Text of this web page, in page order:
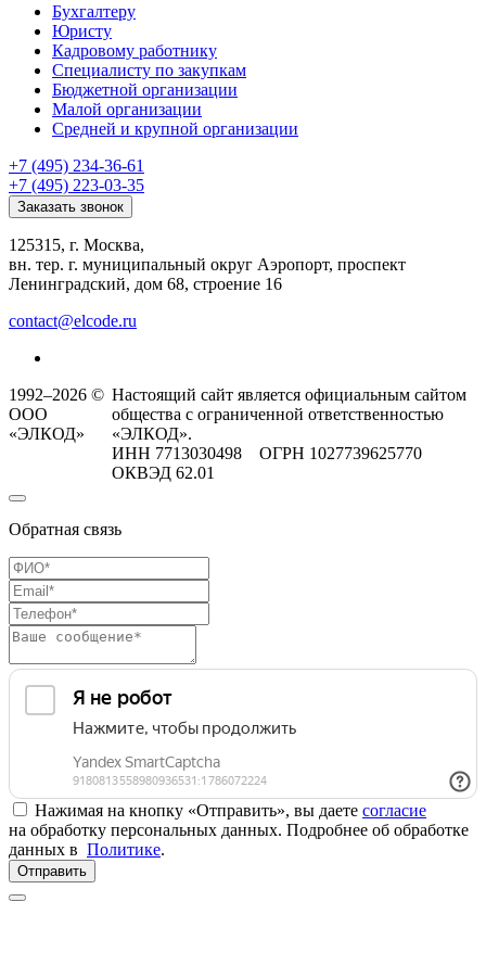
Бухгалтеру
Юристу
Кадровому работнику
Специалисту по закупкам
Бюджетной организации
Малой организации
Средней и крупной организации
+7 (495) 234-36-61
+7 (495) 223-03-35
Заказать звонок
125315, г. Москва,
вн. тер. г. муниципальный округ Аэропорт, проспект
Ленинградский, дом 68, строение 16
contact@elcode.ru
1992–2026 ©
ООО
«ЭЛКОД»
Настоящий сайт является официальным сайтом
общества с ограниченной ответственностью
«ЭЛКОД».
ИНН 7713030498 ОГРН 1027739625770
ОКВЭД 62.01
Обратная связь
Нажимая на кнопку «Отправить», вы даете согласие
на обработку персональных данных. Подробнее об обработке
данных в Политике.
Отправить